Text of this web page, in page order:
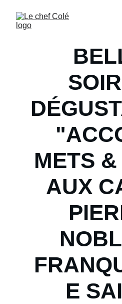
METS
AUX
E